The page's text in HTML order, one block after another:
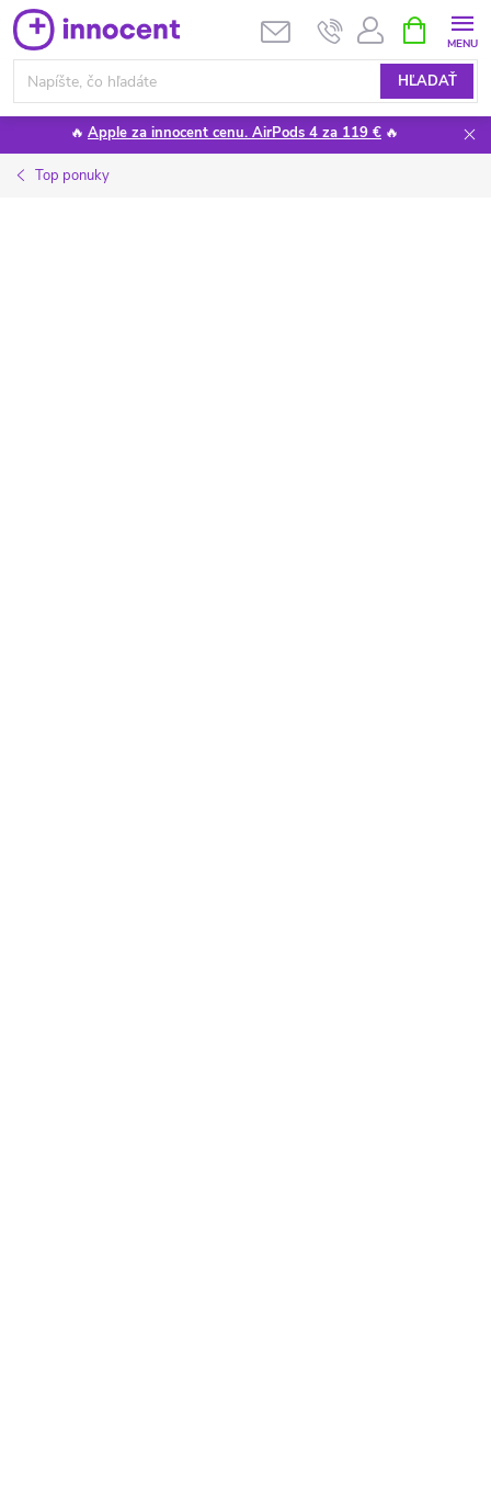
Prejsť
na
obsah
HĽADAŤ
KOŠÍK
🔥 Apple za innocent cenu. AirPods 4 za 119 € 🔥
Top ponuky